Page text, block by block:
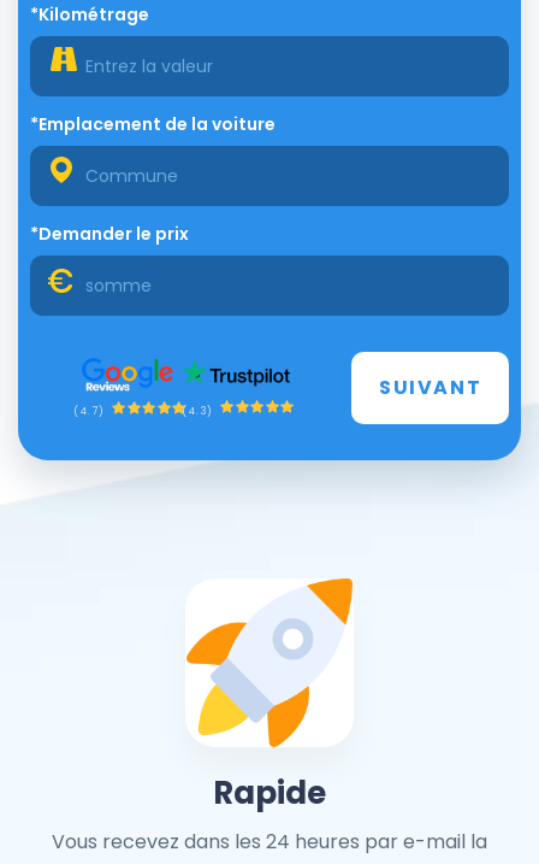
*Kilométrage
*Emplacement de la voiture
*Demander le prix
(4.7) (4.3)
SUIVANT
Rapide
Vous recevez dans les 24 heures par e-mail la